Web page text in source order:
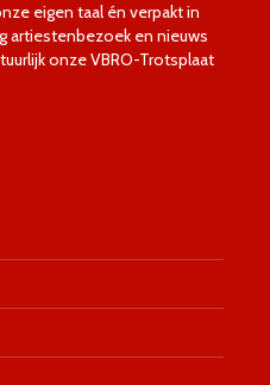
eigen taal én verpakt in
artiestenbezoek en nieuws
onze VBRO-Trotsplaat